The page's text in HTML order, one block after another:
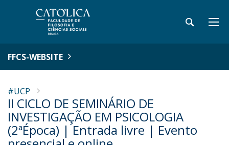
FFCS-WEBSITE
#UCP
II CICLO DE SEMINÁRIO DE
INVESTIGAÇÃO EM PSICOLOGIA
(2ªÉpoca) | Entrada livre | Evento